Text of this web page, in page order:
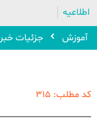
اطلاعیه
🔴
آموزش
جزئیات خبر
کد مطلب: 315